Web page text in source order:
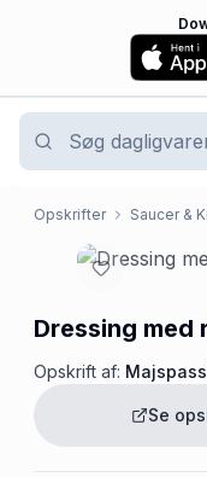
Opskrifter Saucer &
Dressing med
Opskrift af:
Se